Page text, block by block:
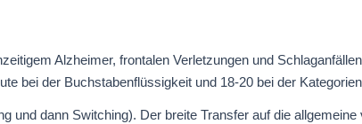
Alzheimer, frontalen Verletzungen und
bei der Buchstabenflüssigkeit und 18-20 bei der
und dann Switching). Der breite Transfer auf die